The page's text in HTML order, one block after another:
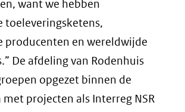
want we hebben
toeleveringsketens,
producenten en wereldwijde
De afdeling van Rodenhuis
opgezet binnen de
projecten als Interreg NSR